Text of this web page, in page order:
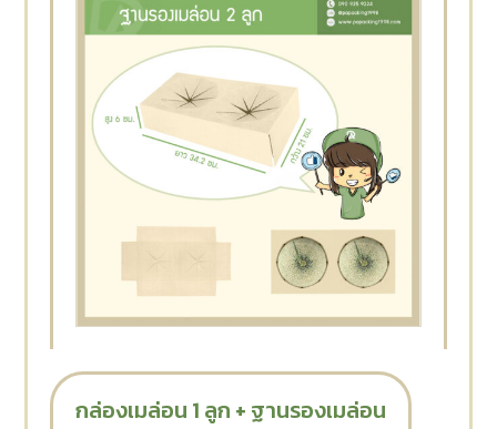
กล่องเมล่อน 1 ลูก + ฐานรองเมล่อน